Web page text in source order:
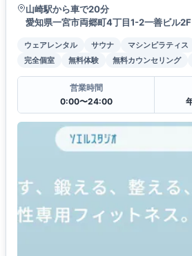
山崎駅から車で20分
愛知県一宮市両郷町4丁目1-2一善ビル2F
ウェアレンタル サウナ マシンピラティス
完全個室
無料体験 無料カウンセリング
営業時間
0:00〜24:00